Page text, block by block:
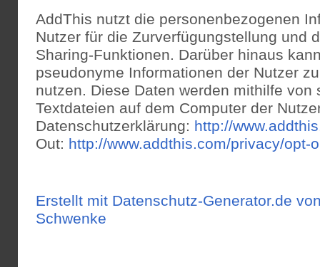
AddThis nutzt die personenbezogenen
Nutzer für die Zurverfügungstellung und
Sharing-Funktionen. Darüber hinaus
pseudonyme Informationen der Nutzer
nutzen. Diese Daten werden mithilfe von
Textdateien auf dem Computer der
Datenschutzerklärung: http://
Out: http://www.addthis.com/privacy/opt-
Erstellt mit Datenschutz-Generator.de
Schwenke